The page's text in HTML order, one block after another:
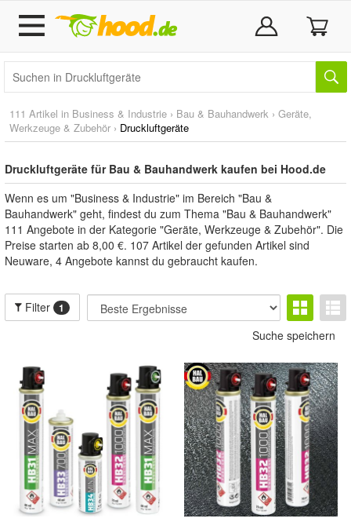
111 Artikel in Business & Industrie › Bau & Bauhandwerk › Geräte,
Werkzeuge & Zubehör › Druckluftgeräte
Druckluftgeräte für Bau & Bauhandwerk kaufen bei Hood.de
Wenn es um "Business & Industrie" im Bereich "Bau &
Bauhandwerk" geht, findest du zum Thema "Bau & Bauhandwerk"
111 Angebote in der Kategorie "Geräte, Werkzeuge & Zubehör". Die
Preise starten ab 8,00 €. 107 Artikel der gefunden Artikel sind
Neuware, 4 Angebote kannst du gebraucht kaufen.
Filter 1
Suche speichern